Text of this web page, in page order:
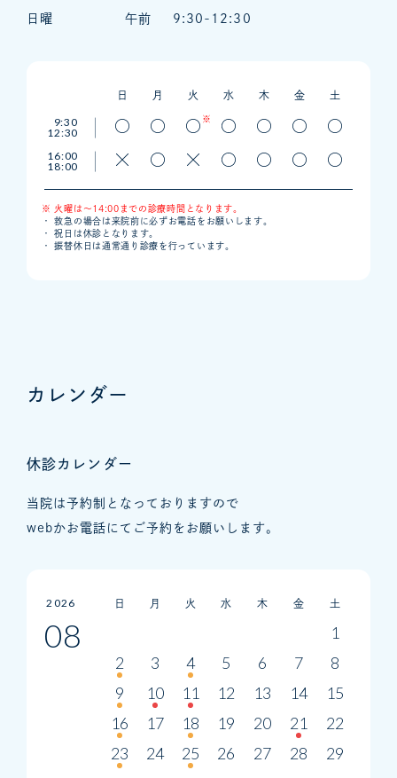
日曜 午前 9:30-12:30
日 月 火 水 木 金 土
9:30
12:30
※
16:00
18:00
※ 火曜は〜14:00までの診療時間となります。
・ 救急の場合は来院前に必ずお電話をお願いします。
・ 祝日は休診となります。
・ 振替休日は通常通り診療を行っています。
カレンダー
休診カレンダー
当院は予約制となっておりますので
webかお電話にてご予約をお願いします。
2026
08
日 月 火 水 木 金 土
1
2
3 4 5 6 7
8
9
10 11 12 13 14
15
16
17 18 19 20 21
22
23
24 25 26 27 28
29